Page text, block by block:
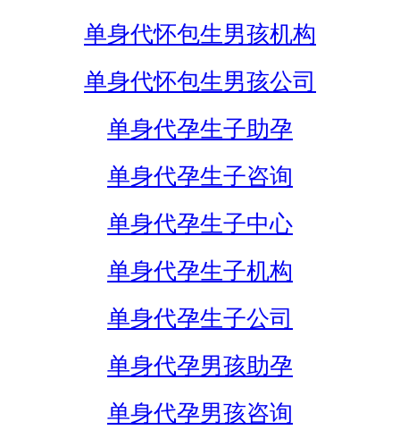
单身代怀包生男孩机构
单身代怀包生男孩公司
单身代孕生子助孕
单身代孕生子咨询
单身代孕生子中心
单身代孕生子机构
单身代孕生子公司
单身代孕男孩助孕
单身代孕男孩咨询